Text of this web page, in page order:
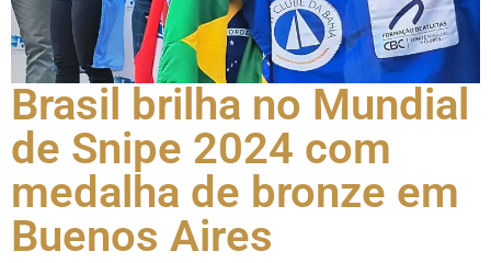
Brasil brilha no Mundial
de Snipe 2024 com
medalha de bronze em
Buenos Aires